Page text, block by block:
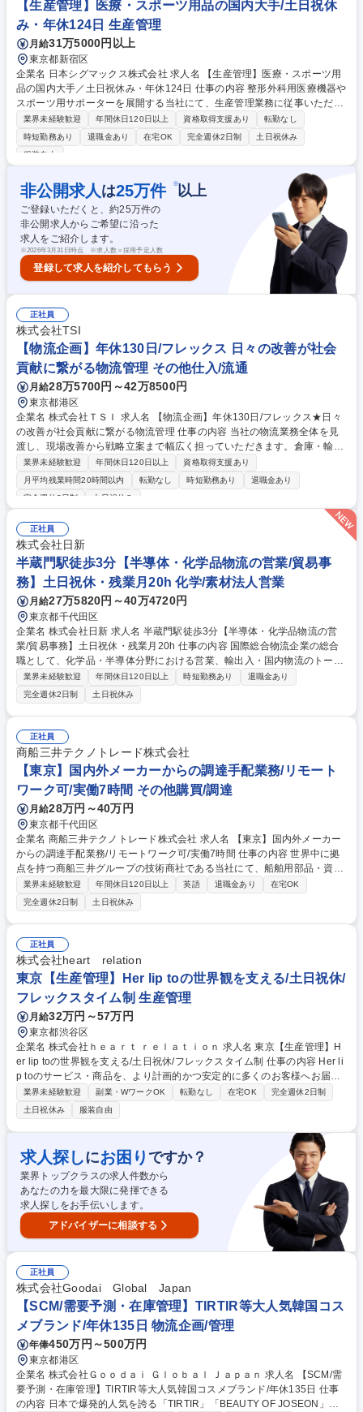
【生産管理】医療・スポーツ用品の国内大手/土日祝休
み・年休124日 生産管理
月給31万5000円以上
東京都新宿区
企業名 日本シグマックス株式会社 求人名 【生産管理】医療・スポーツ用
品の国内大手／土日祝休み・年休124日 仕事の内容 整形外科用医療機器や
スポーツ用サポーターを展開する当社にて、生産管理業務に従事いただき
ます。製品の品質確保や効率的な生産体制の構築～製品供給の安定化まで
を幅広く担当。 ■外注生産先の生産・品質・資産管理 ■製品の安全性確保
と品質管理体制の構築 ■原価計算およびコストコントロール全般 ■効率的
支える製品の「司令塔」として、モノづくりの根幹に深く携われます。裁
量を持って生産現場の改善を主導できる環境です。 募集職種 【生産管
理】医療・スポーツ用品の国内大手／土日祝休み・年休124日
業界未経験歓迎 年間休日120日以上 資格取得支援あり
転勤なし
時短勤務あり
退職金あり 在宅OK 完全週休2日制
土日祝休み
服装自由
非公開求人 は25万件 ※以上
ご登録いただくと、約25万件の
非公開求人からご希望に沿った
求人をご紹介します。
※2026年3月31日時点 ※求人数＝採用予定人数
登録して求人を紹介してもらう
正社員
株式会社TSI
【物流企画】年休130日/フレックス 日々の改善が社会
貢献に繋がる物流管理 その他仕入/流通
月給28万5700円～42万8500円
東京都港区
企業名 株式会社ＴＳＩ 求人名 【物流企画】年休130日/フレックス★日々
の改善が社会貢献に繋がる物流管理 仕事の内容 当社の物流業務全体を見
渡し、現場改善から戦略立案まで幅広く担っていただきます。倉庫・輸配
送・在庫管理の最適化を進めるため、データ分析で課題を見つけ出し、改
善策を実行に移すことがミッションです。 ・アパレル事業会社の物流管理
全般 ・在庫管理、入出庫・輸配送業務の分析及び改善 ・データ分析に基
・物流システムの構築/改善/設計/導入 ・海外物流（保税園区を活用した物
流荷役）管理 募集職種 【物流企画】年休130日/フレックス★日々の改善
が社会貢献に繋がる物流管理
業界未経験歓迎 年間休日120日以上
資格取得支援あり
月平均残業時間20時間以内
転勤なし 時短勤務あり
退職金あり
完全週休2日制
土日祝休み
正社員
株式会社日新
半蔵門駅徒歩3分【半導体・化学品物流の営業/貿易事
務】土日祝休・残業月20h 化学/素材法人営業
月給27万5820円～40万4720円
東京都千代田区
企業名 株式会社日新 求人名 半蔵門駅徒歩3分【半導体・化学品物流の営
業/貿易事務】土日祝休・残業月20h 仕事の内容 国際総合物流企業の総合
職として、化学品・半導体分野における営業、輸出入・国内物流のトータ
ルコーディネート、収支管理等の業務をお任せします。未経験からでも活
躍できる環境です。 ■営業活動：主に既存顧客の定期フォロー、課題ヒヤ
リング、配送ルートや倉庫活用の提案等 ■国際・国内物流手配・ディレク
ション：国際輸送の手配、倉庫保管やトラックの手配等 ■収支管理：シス
テム入力、見積・請求書作成 ＊変更範囲：会社の定める業務 募集職種 半
蔵門駅徒歩3分【半導体・化学品物流の営業/貿易事務】土日祝休・残業月
20h
業界未経験歓迎 年間休日120日以上 時短勤務あり
退職金あり
完全週休2日制
土日祝休み
正社員
商船三井テクノトレード株式会社
【東京】国内外メーカーからの調達手配業務/リモート
ワーク可/実働7時間 その他購買/調達
月給28万円～40万円
東京都千代田区
企業名 商船三井テクノトレード株式会社 求人名 【東京】国内外メーカー
からの調達手配業務/リモートワーク可/実働7時間 仕事の内容 世界中に拠
点を持つ商船三井グループの技術商社である当社にて、船舶用部品・資材
の調達手配業務をお任せします。 ※グループ外部の企業との取引もござい
ます。 お客様から機器や資材の調達依頼が来るため、内容のヒアリングを
通して、国内外メーカーへの調達手配、社内システムへの入力・管理等を
お任せします。機材・資材の調達に際して、お客様の要望確認や発注先へ
の折衝が含まれるため、一定のコミュニケーション能力が求められます。
◇取引先：商船三井グループにおける船舶管理会社/船会社/造船所 等 募集
職種 【東京】国内外メーカーからの調達手配業務/リモートワーク可/実働
7時間
業界未経験歓迎 年間休日120日以上 英語 退職金あり
在宅OK
完全週休2日制
土日祝休み
正社員
株式会社heart relation
東京【生産管理】Her lip toの世界観を支える/土日祝休/
フレックスタイム制 生産管理
月給32万円～57万円
東京都渋谷区
企業名 株式会社ｈｅａｒｔ ｒｅｌａｔｉｏｎ 求人名 東京【生産管理】H
er lip toの世界観を支える/土日祝休/フレックスタイム制 仕事の内容 Her li
p toのサービス・商品を、より計画的かつ安定的に多くのお客様へお届け
する当社にて、生産管理として事業全体を横断的に推進する業務をお任せ
します。ブランドの世界観や価値観を大切にしながら、 商品づくりの中核
を担っていただく重要な役割です。 【業務詳細】 ■品質、コストの管理 ■
企画から納品までのスケジュール管理 ■各部署、メーカーとの調整および
交渉 ■素材や資材の提案、手配 ■サンプル及び製品の検品 ■生産背景の選
定および新規開拓業務 など 募集職種 東京【生産管理】Her lip toの世界観
を支える/土日祝休/フレックスタイム制
業界未経験歓迎 副業・WワークOK 転勤なし 在宅OK
完全週休2日制
土日祝休み
服装自由
求人探しにお困り ですか？
業界トップクラスの求人件数から
あなたの力を最大限に発揮できる
求人探しをお手伝いします。
アドバイザーに相談する
正社員
株式会社Goodai Global Japan
【SCM/需要予測・在庫管理】TIRTIR等大人気韓国コス
メブランド/年休135日 物流企画/管理
年俸450万円～500万円
東京都港区
企業名 株式会社Ｇｏｏｄａｉ Ｇｌｏｂａｌ Ｊａｐａｎ 求人名 【SCM/需
要予測・在庫管理】TIRTIR等大人気韓国コスメブランド/年休135日 仕事
の内容 日本で爆発的人気を誇る「TIRTIR」「BEAUTY OF JOSEON」「S